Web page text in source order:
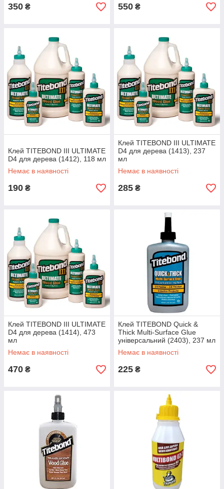
350 ₴ 550 ₴
Клей TITEBOND III ULTIMATE
D4 для дерева (1412), 118 мл
Немає в наявності
190 ₴
Клей TITEBOND III ULTIMATE
D4 для дерева (1413), 237
мл
Немає в наявності
285 ₴
Клей TITEBOND III ULTIMATE
D4 для дерева (1414), 473
мл
Немає в наявності
470 ₴
Клей TITEBOND Quick &
Thick Multi-Surface Glue
універсальний (2403), 237 мл
Немає в наявності
225 ₴